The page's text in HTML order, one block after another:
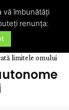
limitele omului
vă îmbunătăți
renunța: